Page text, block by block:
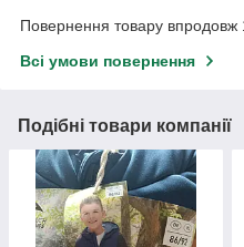
Повернення товару впродовж
Всі умови повернення
Подібні товари компанії